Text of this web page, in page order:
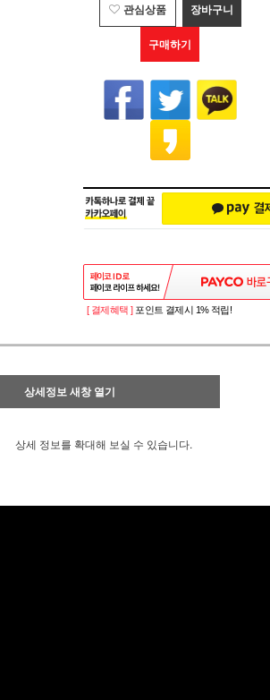
관심상품 장바구니
구매하기
[ 결제혜택 ] 포인트 결제시 1% 적립!
상세정보 새창 열기
상세 정보를 확대해 보실 수 있습니다.